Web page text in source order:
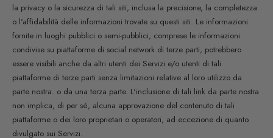
la privacy o la sicurezza di tali siti, inclusa la precisione, la completezza
o l'affidabilità delle informazioni trovate su questi siti. Le informazioni
fornite in luoghi pubblici o semi-pubblici, comprese le informazioni
condivise su piattaforme di social network di terze parti, potrebbero
essere visibili anche da altri utenti dei Servizi e/o utenti di tali
piattaforme di terze parti senza limitazioni relative al loro utilizzo da
parte nostra. o da una terza parte. L'inclusione di tali link da parte nostra
non implica, di per sé, alcuna approvazione del contenuto di tali
piattaforme o dei loro proprietari o operatori, ad eccezione di quanto
divulgato sui Servizi.